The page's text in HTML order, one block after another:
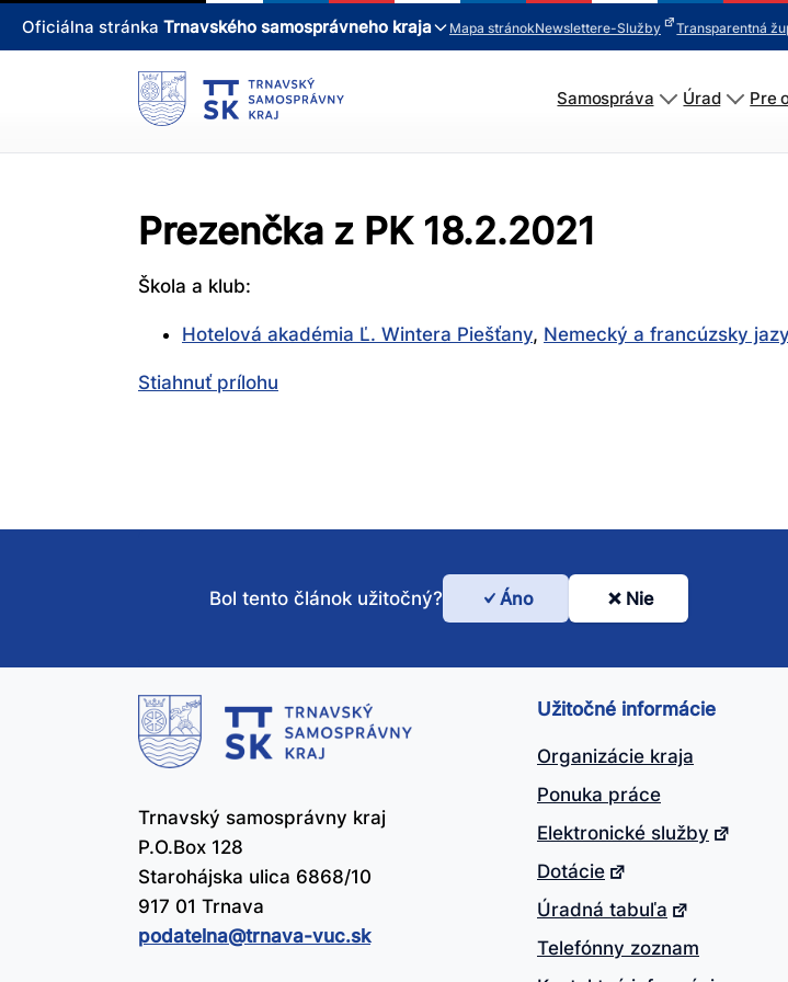
Oficiálna stránka Trnavského samosprávneho kraja Mapa stránokNewslettere-Služby Transparentná
Samospráva Úrad Pre
Prezenčka z PK 18.2.2021
Škola a klub:
Hotelová akadémia Ľ. Wintera Piešťany, Nemecký a francúzsky
Stiahnuť prílohu
Bol
tento
článok
užitočný?
Bol tento článok užitočný? Áno Nie
Trnavský samosprávny kraj
P.O.Box 128
Starohájska ulica 6868/10
917 01 Trnava
podatelna@​trnava-vuc.sk
Užitočné informácie
Organizácie kraja
Ponuka práce
Elektronické služby
Dotácie
Úradná tabuľa
Telefónny zoznam